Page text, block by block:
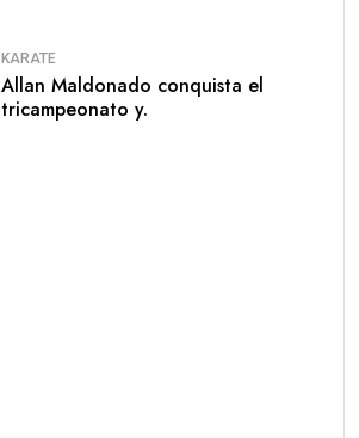
KARATE
Allan Maldonado conquista el
tricampeonato y.